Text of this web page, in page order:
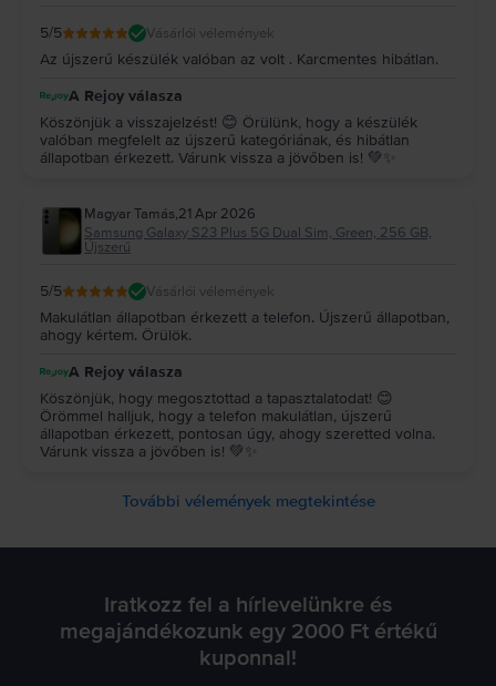
5/5 Vásárlói vélemények
Az újszerű készülék valóban az volt . Karcmentes hibátlan.
A Rejoy válasza
Köszönjük a visszajelzést! 😊 Örülünk, hogy a készülék
valóban megfelelt az újszerű kategóriának, és hibátlan
állapotban érkezett. Várunk vissza a jövőben is! 💚✨
Magyar Tamás,21 Apr 2026
Samsung Galaxy S23 Plus 5G Dual Sim, Green, 256 GB,
Újszerű
5/5 Vásárlói vélemények
Makulátlan állapotban érkezett a telefon. Újszerű állapotban,
ahogy kértem. Örülök.
A Rejoy válasza
Köszönjük, hogy megosztottad a tapasztalatodat! 😊
Örömmel halljuk, hogy a telefon makulátlan, újszerű
állapotban érkezett, pontosan úgy, ahogy szeretted volna.
Várunk vissza a jövőben is! 💚✨
További vélemények megtekintése
Iratkozz fel a hírlevelünkre és
megajándékozunk egy 2000 Ft értékű
kuponnal!